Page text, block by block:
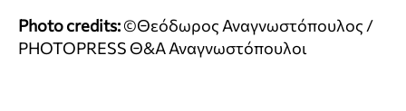
Photo credits:©Θεόδωρος Αναγνωστόπουλος /
PHOTOPRESS Θ&Α Αναγνωστόπουλοι